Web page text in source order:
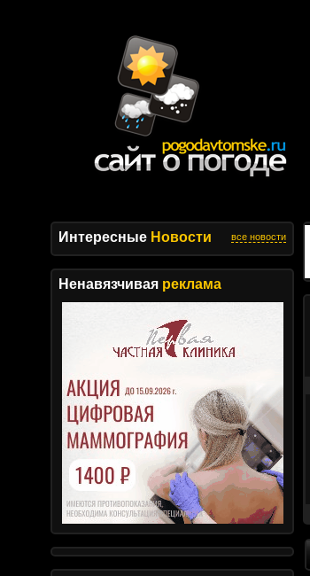
Интересные Новости все новости
Ненавязчивая реклама